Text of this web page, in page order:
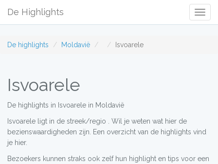
De Highlights
De highlights Moldavië Isvoarele
Isvoarele
De highlights in Isvoarele in Moldavië
Isvoarele ligt in de streek/regio . Wil je weten wat hier de
bezienswaardigheden zijn. Een overzicht van de highlights vind
je hier.
Bezoekers kunnen straks ook zelf hun highlight en tips voor een